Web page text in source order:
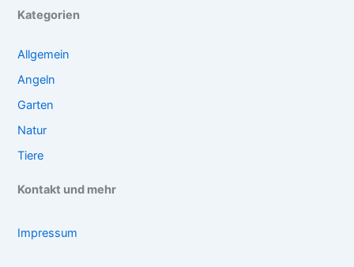
Kategorien
Allgemein
Angeln
Garten
Natur
Tiere
Kontakt und mehr
Impressum